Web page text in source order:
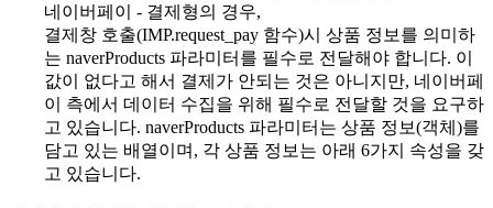
네이버페이 - 결제형의 경우,
결제창 호출(IMP.request_pay 함수)시 상품 정보를 의미하
는 naverProducts 파라미터를 필수로 전달해야 합니다. 이
값이 없다고 해서 결제가 안되는 것은 아니지만, 네이버페
이 측에서 데이터 수집을 위해 필수로 전달할 것을 요구하
고 있습니다. naverProducts 파라미터는 상품 정보(객체)를
담고 있는 배열이며, 각 상품 정보는 아래 6가지 속성을 갖
고 있습니다.